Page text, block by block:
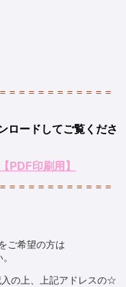
＝＝＝＝＝＝＝＝＝＝＝
ロードしてご覧くださ
印刷用】
＝＝＝＝＝＝＝＝＝＝＝
ご希望の方は
の上、上記アドレスの☆